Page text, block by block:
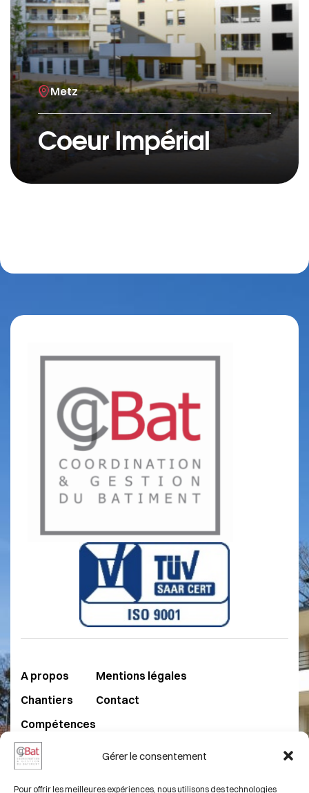
Gérer le consentement
Pour offrir les meilleures expériences, nous utilisons des technologies
Metz
Coeur Impérial
A propos
Chantiers
Compétences
FAQ
Mentions légales
Contact